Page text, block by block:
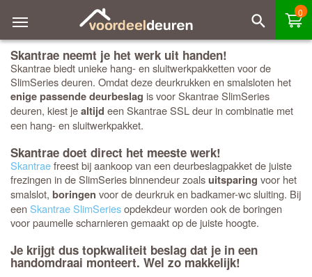
0
Skantrae neemt je het werk uit handen!
Skantrae biedt unieke hang- en sluitwerkpakketten voor de
SlimSeries deuren. Omdat deze deurkrukken en smalsloten het
enige passende deurbeslag is voor Skantrae SlimSeries
deuren, kiest jealtijd een Skantrae SSL deur in combinatie met
een hang- en sluitwerkpakket.
Skantrae doet direct het meeste werk!
Skantraefreest bij aankoop van een deurbeslagpakket de juiste
frezingen in de SlimSeries binnendeur zoalsuitsparing voor het
smalslot, boringen voor de deurkruk en badkamer-wc sluiting. Bij
eenSkantrae SlimSeriesopdekdeur worden ook de boringen
voor paumelle scharnieren gemaakt op de juiste hoogte.
Je krijgt dus topkwaliteit beslag dat je in een
handomdraai monteert. Wel zo makkelijk!